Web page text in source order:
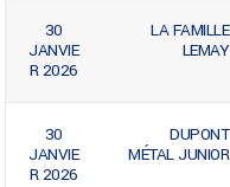
30
JANVIE
R 2026
LA FAMILLE
LEMAY
30
JANVIE
R 2026
DUPONT
MÉTAL JUNIOR